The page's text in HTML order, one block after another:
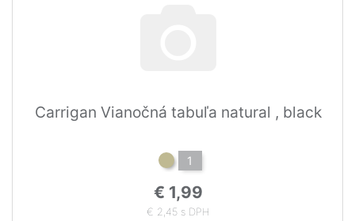
Carrigan Vianočná tabuľa natural , black
1
€ 1,99
€ 2,45 s DPH